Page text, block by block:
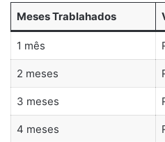
Meses Trablahados
1 mês
2 meses
3 meses
4 meses